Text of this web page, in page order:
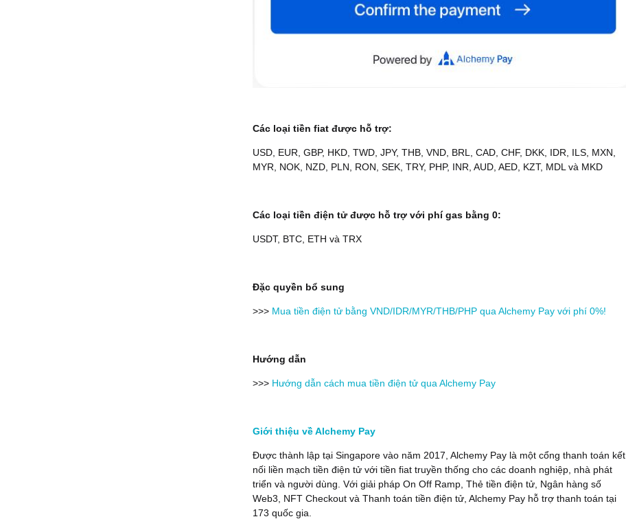
Các loại tiền fiat được hỗ trợ:
USD, EUR, GBP, HKD, TWD, JPY, THB, VND, BRL, CAD, CHF, DKK, IDR, ILS, MXN,
MYR, NOK, NZD, PLN, RON, SEK, TRY, PHP, INR, AUD, AED, KZT, MDL và MKD
Các loại tiền điện tử được hỗ trợ với phí gas bằng 0:
USDT, BTC, ETH và TRX
Đặc quyền bổ sung
>>> Mua tiền điện tử bằng VND/IDR/MYR/THB/PHP qua Alchemy Pay với phí 0%!
Hướng dẫn
>>> Hướng dẫn cách mua tiền điện tử qua Alchemy Pay
Giới thiệu về Alchemy Pay
Được thành lập tại Singapore vào năm 2017, Alchemy Pay là một cổng thanh toán kết
nối liền mạch tiền điện tử với tiền fiat truyền thống cho các doanh nghiệp, nhà phát
triển và người dùng. Với giải pháp On Off Ramp, Thẻ tiền điện tử, Ngân hàng số
Web3, NFT Checkout và Thanh toán tiền điện tử, Alchemy Pay hỗ trợ thanh toán tại
173 quốc gia.